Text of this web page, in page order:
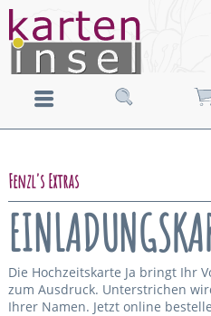
Fenzl's Extras
Die Hochzeitskarte Ja bringt Ihr
zum Ausdruck. Unterstrichen
Ihrer Namen. Jetzt online